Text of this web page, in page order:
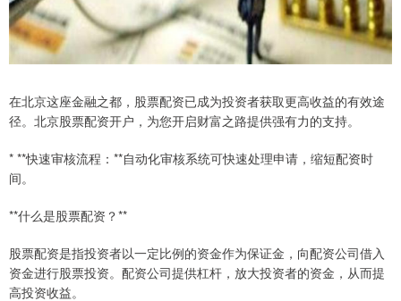
在北京这座金融之都，股票配资已成为投资者获取更高收益的有效途
径。北京股票配资开户，为您开启财富之路提供强有力的支持。
* **快速审核流程：**自动化审核系统可快速处理申请，缩短配资时
间。
**什么是股票配资？**
股票配资是指投资者以一定比例的资金作为保证金，向配资公司借入
资金进行股票投资。配资公司提供杠杆，放大投资者的资金，从而提
高投资收益。